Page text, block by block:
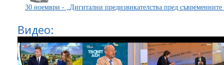
30 ноември - „Дигитални предизвикателства пред
Видео: